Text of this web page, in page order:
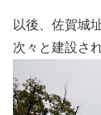
以後、佐賀城
次々と建設され